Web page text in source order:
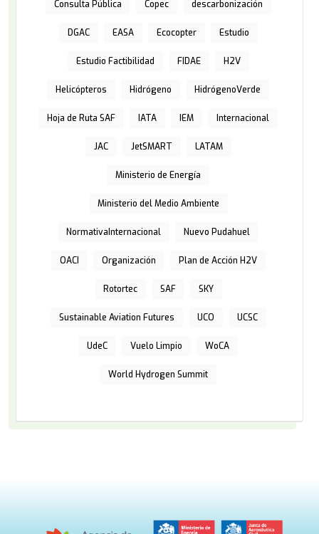
Consulta Pública Copec descarbonización
DGAC EASA Ecocopter Estudio
Estudio Factibilidad FIDAE H2V
Helicópteros Hidrógeno HidrógenoVerde
Hoja de Ruta SAF IATA IEM Internacional
JAC JetSMART LATAM
Ministerio de Energía
Ministerio del Medio Ambiente
NormativaInternacional Nuevo Pudahuel
OACI Organización Plan de Acción H2V
Rotortec SAF SKY
Sustainable Aviation Futures UCO UCSC
UdeC Vuelo Limpio WoCA
World Hydrogen Summit